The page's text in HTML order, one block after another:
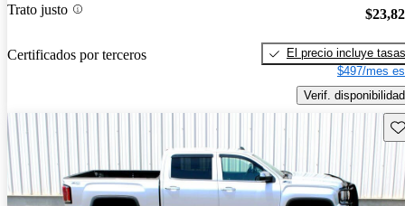
Trato justo
Certificados por terceros
El precio incluye tasas
$497/mes
Verif. disponibilidad